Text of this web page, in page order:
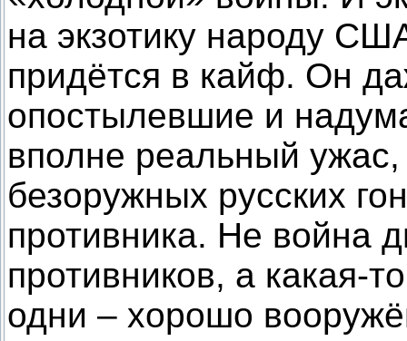
на экзотику народу
придётся в кайф. Он
опостылевшие и
вполне реальный
безоружных русских
противника. Не война
противников, а какая-
одни – хорошо